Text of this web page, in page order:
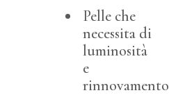
Pelle che
necessita di
luminosità
e
rinnovamento